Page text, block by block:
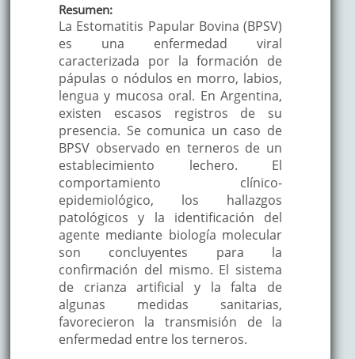
Resumen:
La Estomatitis Papular Bovina (BPSV)
es una enfermedad viral
caracterizada por la formación de
pápulas o nódulos en morro, labios,
lengua y mucosa oral. En Argentina,
existen escasos registros de su
presencia. Se comunica un caso de
BPSV observado en terneros de un
establecimiento lechero. El
comportamiento clínico-
epidemiológico, los hallazgos
patológicos y la identificación del
agente mediante biología molecular
son concluyentes para la
confirmación del mismo. El sistema
de crianza artificial y la falta de
algunas medidas sanitarias,
favorecieron la transmisión de la
enfermedad entre los terneros.